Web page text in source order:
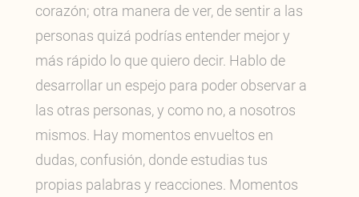
corazón; otra manera de ver, de sentir a las
personas quizá podrías entender mejor y
más rápido lo que quiero decir. Hablo de
desarrollar un espejo para poder observar a
las otras personas, y como no, a nosotros
mismos. Hay momentos envueltos en
dudas, confusión, donde estudias tus
propias palabras y reacciones. Momentos